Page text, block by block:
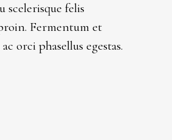
scelerisque felis
Fermentum et
orci phasellus egestas.